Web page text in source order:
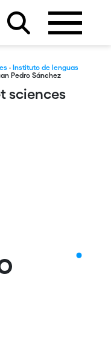
· Instituto de lenguas
Pedro Sánchez
sciences